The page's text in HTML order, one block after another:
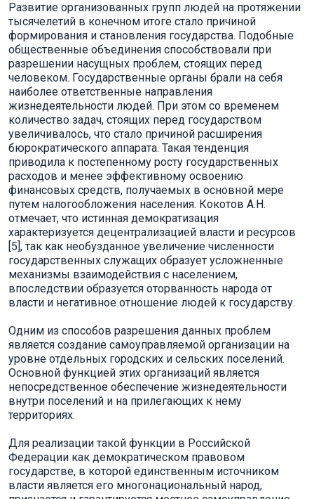
Развитие организованных групп людей на протяжении
тысячелетий в конечном итоге стало причиной
формирования и становления государства. Подобные
общественные объединения способствовали при
разрешении насущных проблем, стоящих перед
человеком. Государственные органы брали на себя
наиболее ответственные направления
жизнедеятельности людей. При этом со временем
количество задач, стоящих перед государством
увеличивалось, что стало причиной расширения
бюрократического аппарата. Такая тенденция
приводила к постепенному росту государственных
расходов и менее эффективному освоению
финансовых средств, получаемых в основной мере
путем налогообложения населения. Кокотов А.Н.
отмечает, что истинная демократизация
характеризуется децентрализацией власти и ресурсов
[5], так как необузданное увеличение численности
государственных служащих образует усложненные
механизмы взаимодействия с населением,
впоследствии образуется оторванность народа от
власти и негативное отношение людей к государству.
Одним из способов разрешения данных проблем
является создание самоуправляемой организации на
уровне отдельных городских и сельских поселений.
Основной функцией этих организаций является
непосредственное обеспечение жизнедеятельности
внутри поселений и на прилегающих к нему
территориях.
Для реализации такой функции в Российской
Федерации как демократическом правовом
государстве, в которой единственным источником
власти является его многонациональный народ,